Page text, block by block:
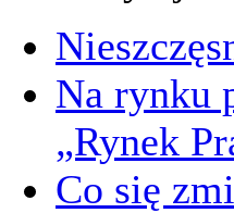
Na rynku
„Rynek
Co się